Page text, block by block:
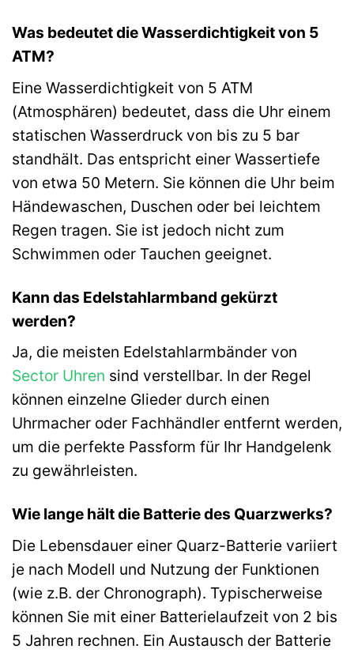
Was bedeutet die Wasserdichtigkeit von 5
ATM?
Eine Wasserdichtigkeit von 5 ATM
(Atmosphären) bedeutet, dass die Uhr einem
statischen Wasserdruck von bis zu 5 bar
standhält. Das entspricht einer Wassertiefe
von etwa 50 Metern. Sie können die Uhr beim
Händewaschen, Duschen oder bei leichtem
Regen tragen. Sie ist jedoch nicht zum
Schwimmen oder Tauchen geeignet.
Kann das Edelstahlarmband gekürzt
werden?
Ja, die meisten Edelstahlarmbänder von
Sector Uhren sind verstellbar. In der Regel
können einzelne Glieder durch einen
Uhrmacher oder Fachhändler entfernt werden,
um die perfekte Passform für Ihr Handgelenk
zu gewährleisten.
Wie lange hält die Batterie des Quarzwerks?
Die Lebensdauer einer Quarz-Batterie variiert
je nach Modell und Nutzung der Funktionen
(wie z.B. der Chronograph). Typischerweise
können Sie mit einer Batterielaufzeit von 2 bis
5 Jahren rechnen. Ein Austausch der Batterie